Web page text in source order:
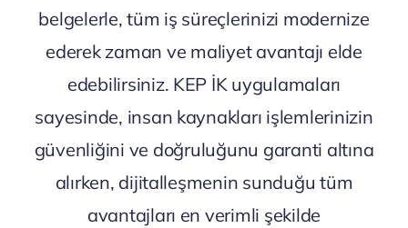
belgelerle, tüm iş süreçlerinizi modernize
ederek zaman ve maliyet avantajı elde
edebilirsiniz. KEP İK uygulamaları
sayesinde, insan kaynakları işlemlerinizin
güvenliğini ve doğruluğunu garanti altına
alırken, dijitalleşmenin sunduğu tüm
avantajları en verimli şekilde